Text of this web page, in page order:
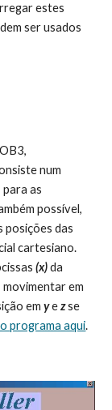
estes
ser usados
num
as
possível,
posições das
cartesiano.
(x) da
em
em y e z se
programa aqui.